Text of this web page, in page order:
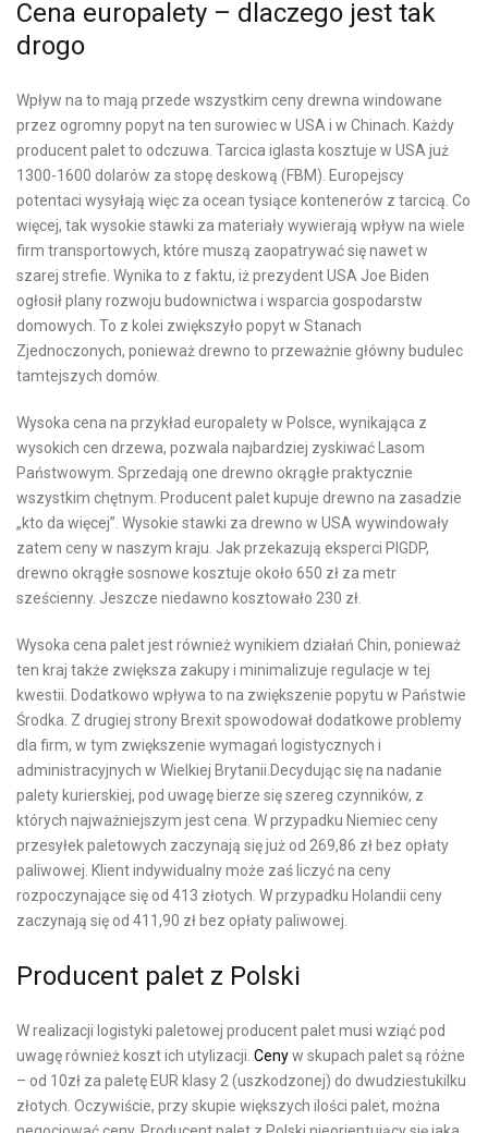
Cena europalety – dlaczego jest tak
drogo
Wpływ na to mają przede wszystkim ceny drewna windowane
przez ogromny popyt na ten surowiec w USA i w Chinach. Każdy
producent palet to odczuwa. Tarcica iglasta kosztuje w USA już
1300-1600 dolarów za stopę deskową (FBM). Europejscy
potentaci wysyłają więc za ocean tysiące kontenerów z tarcicą. Co
więcej, tak wysokie stawki za materiały wywierają wpływ na wiele
firm transportowych, które muszą zaopatrywać się nawet w
szarej strefie. Wynika to z faktu, iż prezydent USA Joe Biden
ogłosił plany rozwoju budownictwa i wsparcia gospodarstw
domowych. To z kolei zwiększyło popyt w Stanach
Zjednoczonych, ponieważ drewno to przeważnie główny budulec
tamtejszych domów.
Wysoka cena na przykład europalety w Polsce, wynikająca z
wysokich cen drzewa, pozwala najbardziej zyskiwać Lasom
Państwowym. Sprzedają one drewno okrągłe praktycznie
wszystkim chętnym. Producent palet kupuje drewno na zasadzie
„kto da więcej”. Wysokie stawki za drewno w USA wywindowały
zatem ceny w naszym kraju. Jak przekazują eksperci PIGDP,
drewno okrągłe sosnowe kosztuje około 650 zł za metr
sześcienny. Jeszcze niedawno kosztowało 230 zł.
Wysoka cena palet jest również wynikiem działań Chin, ponieważ
ten kraj także zwiększa zakupy i minimalizuje regulacje w tej
kwestii. Dodatkowo wpływa to na zwiększenie popytu w Państwie
Środka. Z drugiej strony Brexit spowodował dodatkowe problemy
dla firm, w tym zwiększenie wymagań logistycznych i
administracyjnych w Wielkiej Brytanii.Decydując się na nadanie
palety kurierskiej, pod uwagę bierze się szereg czynników, z
których najważniejszym jest cena. W przypadku Niemiec ceny
przesyłek paletowych zaczynają się już od 269,86 zł bez opłaty
paliwowej. Klient indywidualny może zaś liczyć na ceny
rozpoczynające się od 413 złotych. W przypadku Holandii ceny
zaczynają się od 411,90 zł bez opłaty paliwowej.
Producent palet z Polski
W realizacji logistyki paletowej producent palet musi wziąć pod
uwagę również koszt ich utylizacji. Cenyw skupach palet są różne
– od 10zł za paletę EUR klasy 2 (uszkodzonej) do dwudziestukilku
złotych. Oczywiście, przy skupie większych ilości palet, można